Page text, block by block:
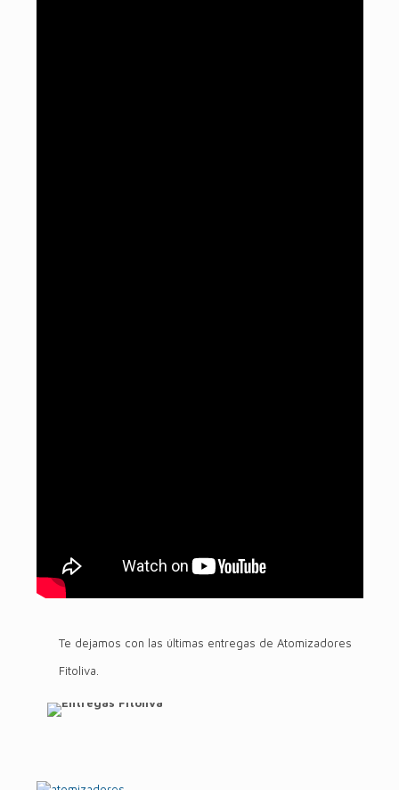
Te dejamos con las últimas entregas de Atomizadores
Fitoliva.